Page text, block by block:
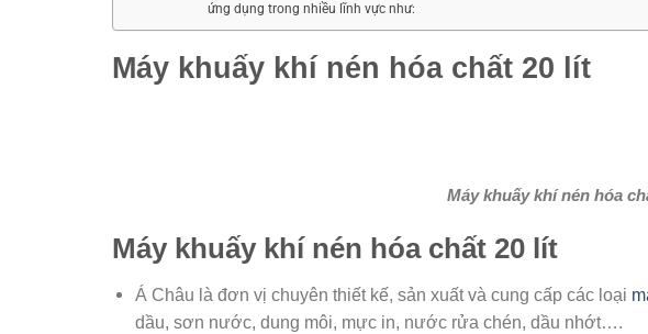
ứng dụng trong nhiều lĩnh vực như:
Máy khuấy khí nén hóa chất 20 lít
Máy khuấy khí nén hóa
Máy khuấy khí nén hóa chất 20 lít
Á Châu là đơn vị chuyên thiết kế, sản xuất và cung cấp các loại
dầu, sơn nước, dung môi, mực in, nước rửa chén, dầu nhớt….